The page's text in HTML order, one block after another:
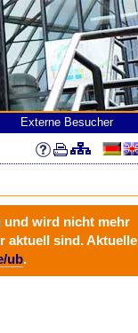
Externe Besucher
und wird nicht mehr
aktuell sind. Aktuelle
ub.